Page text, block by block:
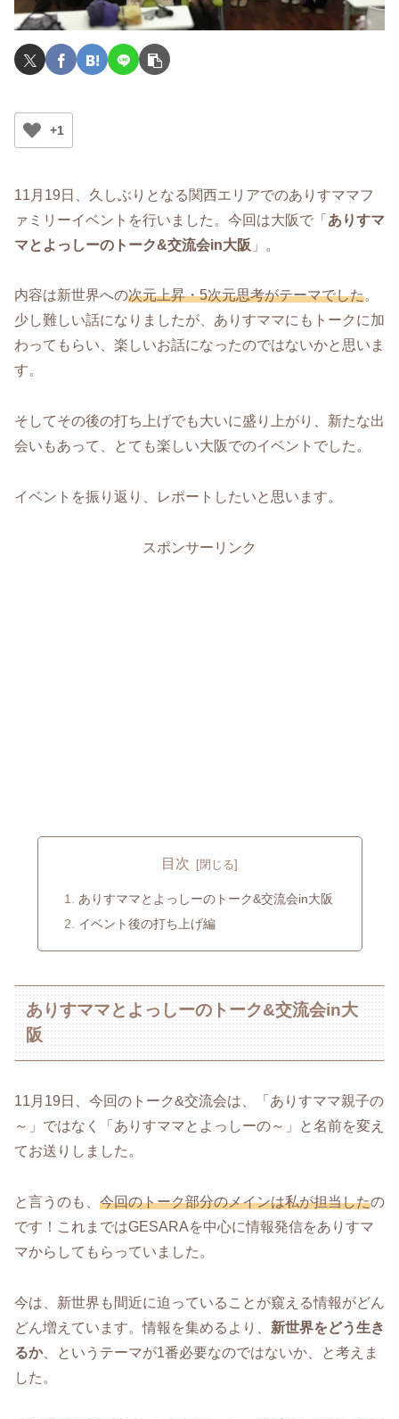
+1
11月19日、久しぶりとなる関西エリアでのありすママフ
ァミリーイベントを行いました。今回は大阪で「 ありすマ
マとよっしーのトーク&交流会in大阪 」。
内容は新世界への次元上昇・5次元思考がテーマでした。
少し難しい話になりましたが、ありすママにもトークに加
わってもらい、楽しいお話になったのではないかと思いま
す。
そしてその後の打ち上げでも大いに盛り上がり、新たな出
会いもあって、とても楽しい大阪でのイベントでした。
イベントを振り返り、レポートしたいと思います。
スポンサーリンク
目次
ありすママとよっしーのトーク&交流会in大阪
イベント後の打ち上げ編
ありすママとよっしーのトーク&交流会in大
阪
11月19日、今回のトーク&交流会は、「ありすママ親子の
～」ではなく「ありすママとよっしーの～」と名前を変え
てお送りしました。
と言うのも、 今回のトーク部分のメインは私が担当したの
です！これまではGESARAを中心に情報発信をありすマ
マからしてもらっていました。
今は、新世界も間近に迫っていることが窺える情報がどん
どん増えています。情報を集めるより、 新世界をどう生き
るか、というテーマが1番必要なのではないか、と考えま
した。